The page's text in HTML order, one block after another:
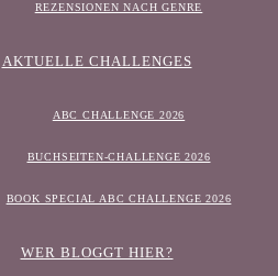
REZENSIONEN NACH GENRE
AKTUELLE CHALLENGES
ABC CHALLENGE 2026
BUCHSEITEN-CHALLENGE 2026
BOOK SPECIAL ABC CHALLENGE 2026
WER BLOGGT HIER?